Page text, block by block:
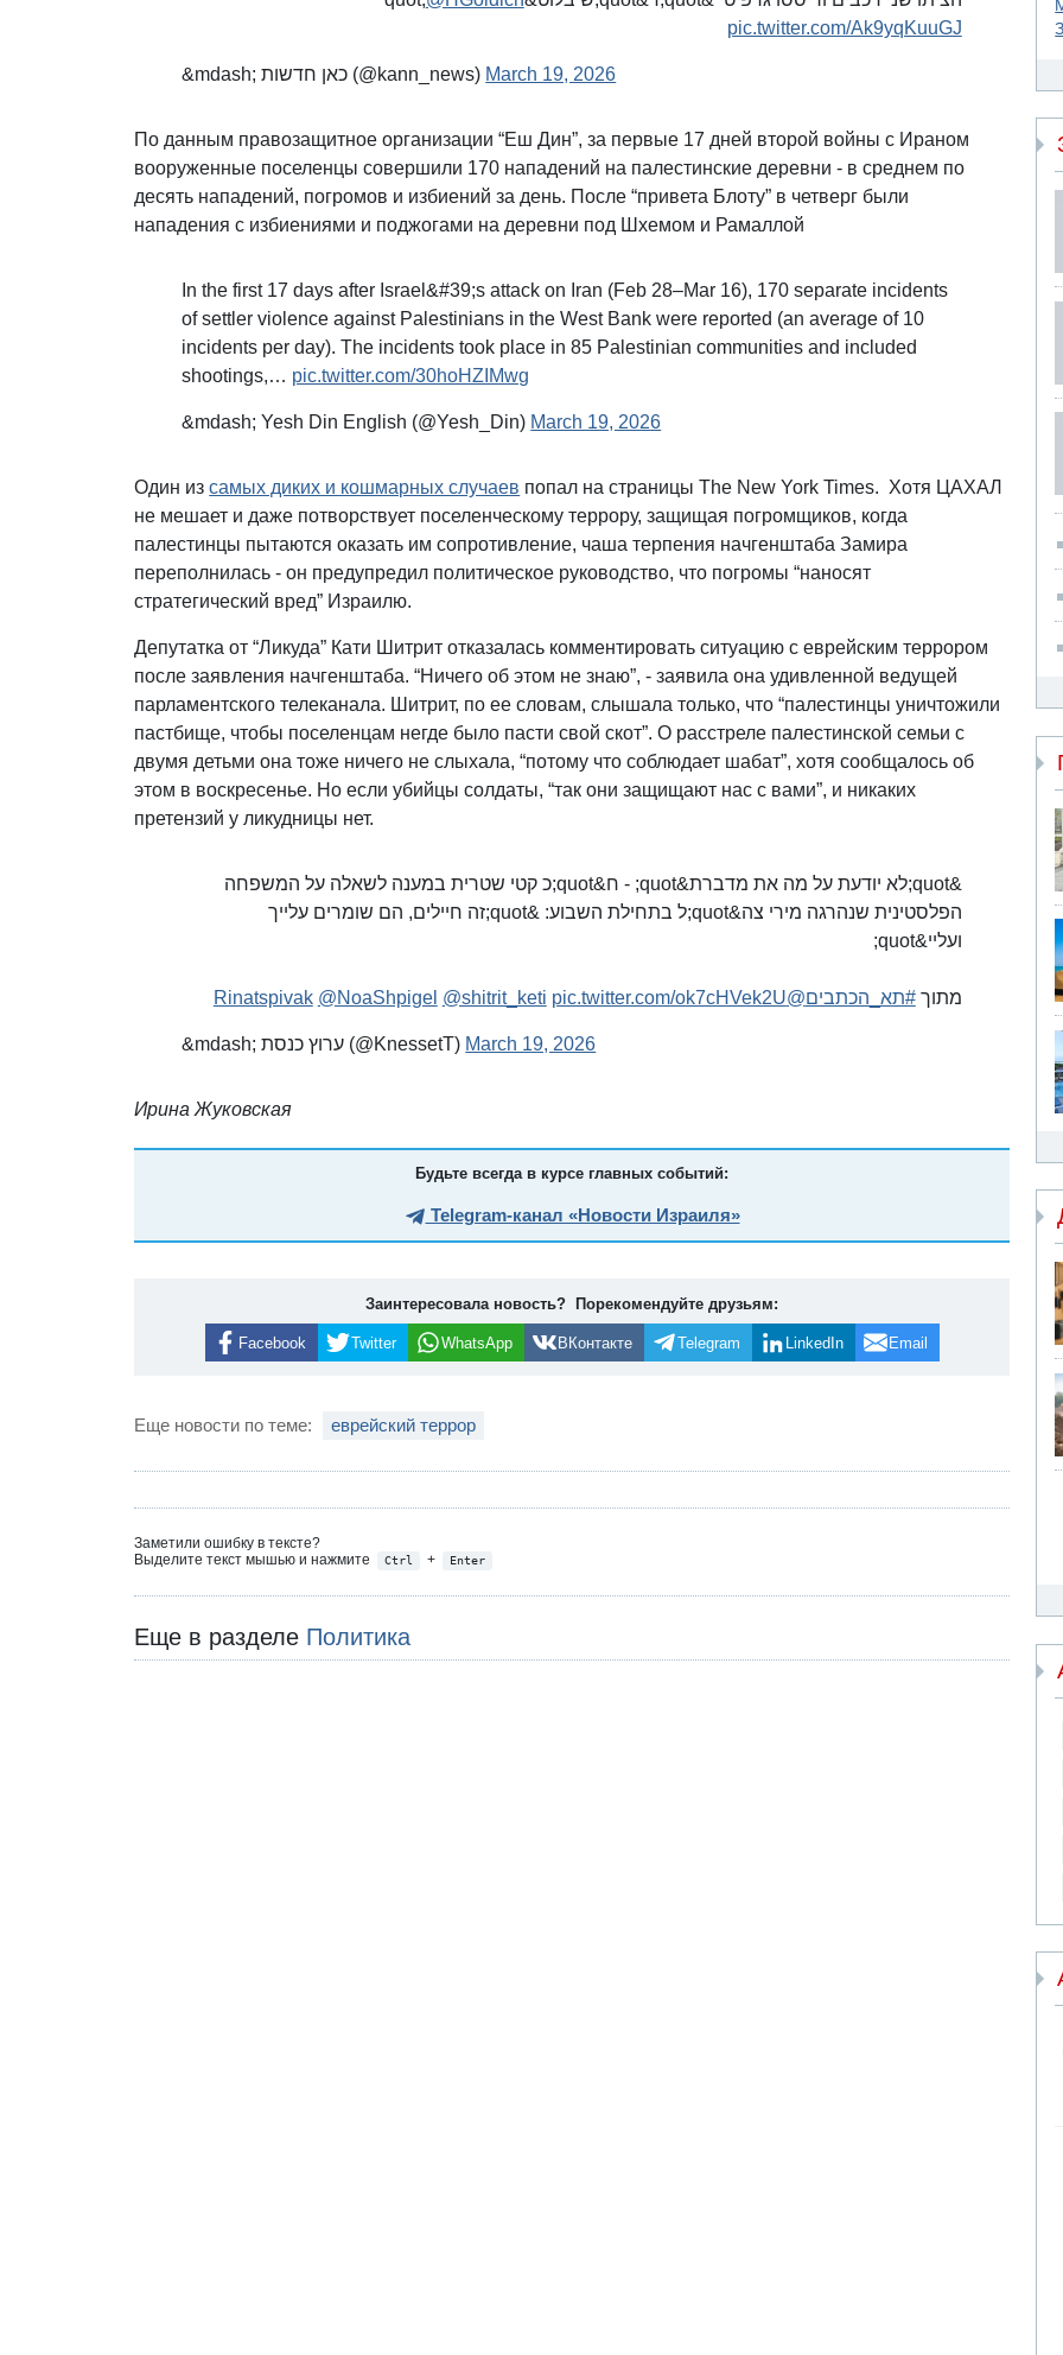
pic.twitter.com/Ak9yqKuuGJ
&mdash; כאן חדשות (@kann_news) March 19, 2026
По данным правозащитное организации “Еш Дин”, за первые 17 дней второй войны с Ираном
вооруженные поселенцы совершили 170 нападений на палестинские деревни - в среднем по
десять нападений, погромов и избиений за день. После “привета Блоту” в четверг были
нападения с избиениями и поджогами на деревни под Шхемом и Рамаллой
In the first 17 days after Israel&#39;s attack on Iran (Feb 28–Mar 16), 170 separate incidents
of settler violence against Palestinians in the West Bank were reported (an average of 10
incidents per day). The incidents took place in 85 Palestinian communities and included
shootings,… pic.twitter.com/30hoHZIMwg
&mdash; Yesh Din English (@Yesh_Din) March 19, 2026
Один изсамых диких и кошмарных случаев попал на страницы The New York Times. Хотя ЦАХАЛ
не мешает и даже потворствует поселенческому террору, защищая погромщиков, когда
палестинцы пытаются оказать им сопротивление, чаша терпения начгенштаба Замира
переполнилась - он предупредил политическое руководство, что погромы “наносят
стратегический вред” Израилю.
Депутатка от “Ликуда” Кати Шитрит отказалась комментировать ситуацию с еврейским террором
после заявления начгенштаба. “Ничего об этом не знаю”, - заявила она удивленной ведущей
парламентского телеканала. Шитрит, по ее словам, слышала только, что “палестинцы уничтожили
пастбище, чтобы поселенцам негде было пасти свой скот”. О расстреле палестинской семьи с
двумя детьми она тоже ничего не слыхала, “потому что соблюдает шабат”, хотя сообщалось об
этом в воскресенье. Но если убийцы солдаты, “так они защищают нас с вами”, и никаких
претензий у ликудницы нет.
&quot;לא יודעת על מה את מדברת&quot; - ח&quot;כ קטי שטרית במענה לשאלה על המשפחה
הפלסטינית שנהרגה מירי צה&quot;ל בתחילת השבוע: &quot;זה חיילים, הם שומרים עלייך
ועליי&quot;
מתוך#תא_הכתבים@Rinatspivak
@NoaShpigel @shitrit_keti pic.twitter.com/ok7cHVek2U
&mdash; ערוץ כנסת (@KnessetT) March 19, 2026
Ирина Жуковская
Будьте всегда в курсе главных событий:
Telegram-канал «Новости Израиля»
Заинтересовала новость? Порекомендуйте друзьям:
Facebook Twitter WhatsApp ВКонтакте Telegram LinkedIn Email
Еще новости по теме: еврейский террор
Заметили ошибку в тексте?
Выделите текст мышью и нажмите
Ctrl + Enter
Еще в разделе Политика